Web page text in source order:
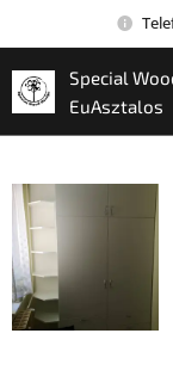
Special
EuAsztalos